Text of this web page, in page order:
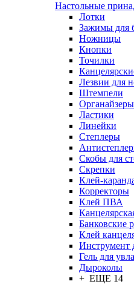
Настольные
Лотки
Зажимы для
Ножницы
Кнопки
Точилки
Лезвии для
Штемпели
Органайзеры
Ластики
Линейки
Степлеры
Скобы для
Скрепки
Клей-
Корректоры
Клей ПВА
Банковские
Клей
Инструмент
Гель для
Дыроколы
+ ЕЩЕ 14